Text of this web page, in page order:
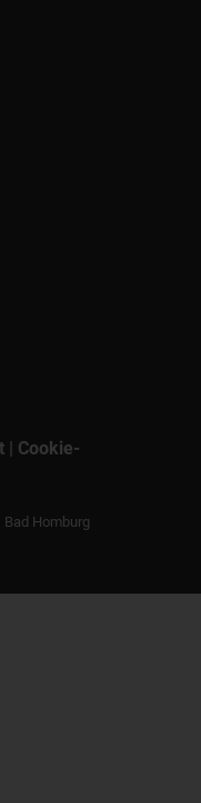
| Cookie-
Homburg